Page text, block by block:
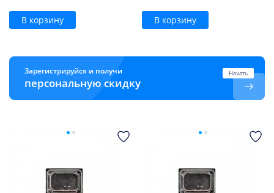
В корзину В корзину
Зарегистрируйся и получи
персональную скидку
Начать